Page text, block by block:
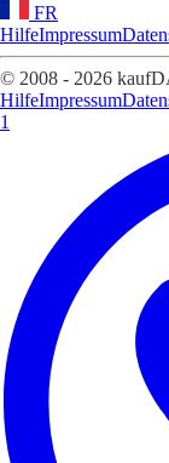
FR
HilfeImpressum
© 2008 - 2026
HilfeImpressum
1